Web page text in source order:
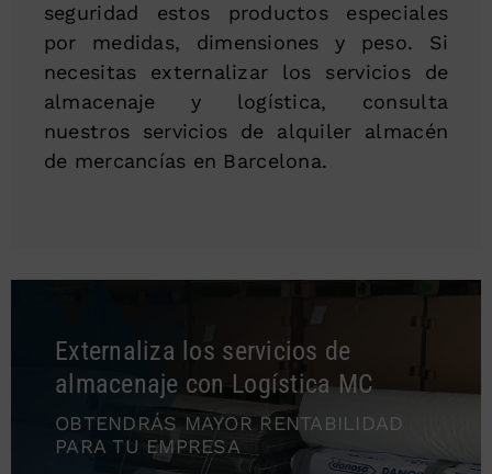
seguridad estos productos especiales
por medidas, dimensiones y peso. Si
necesitas externalizar los servicios de
almacenaje y logística, consulta
nuestros servicios de alquiler almacén
de mercancías en Barcelona.
Externaliza los servicios de
almacenaje con Logística MC
OBTENDRÁS MAYOR RENTABILIDAD
PARA TU EMPRESA